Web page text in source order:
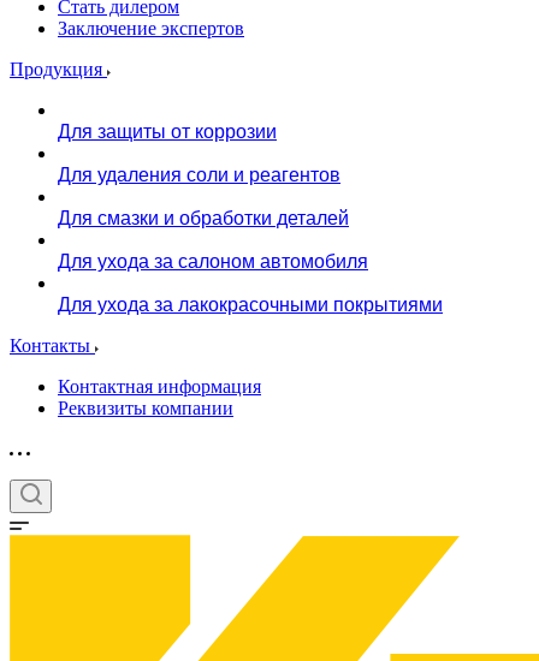
Стать дилером
Заключение экспертов
Продукция
Для защиты от коррозии
Для удаления соли и реагентов
Для смазки и обработки деталей
Для ухода за салоном автомобиля
Для ухода за лакокрасочными покрытиями
Контакты
Контактная информация
Реквизиты компании